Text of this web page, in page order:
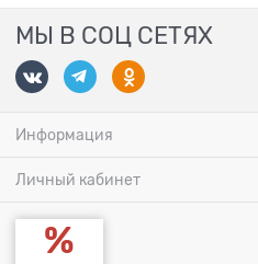
МЫ В СОЦ СЕТЯХ
Информация
Личный кабинет